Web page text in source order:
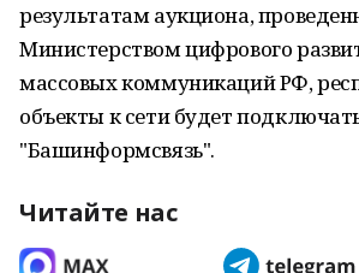
результатам аукциона,
Министерством цифрового
массовых коммуникаций РФ,
объекты к сети будет
"Башинформсвязь".
Читайте нас